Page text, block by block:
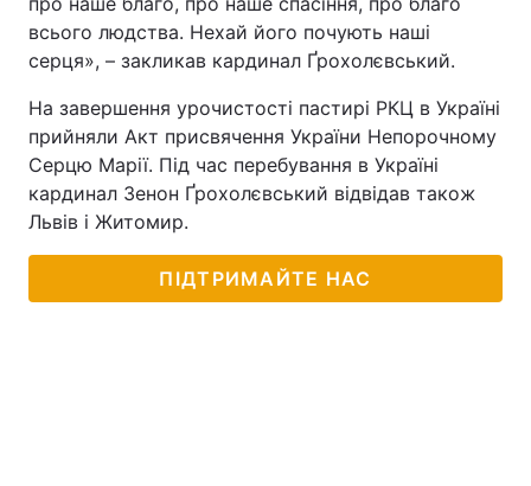
всього людства. Нехай його почують наші
серця», – закликав кардинал Ґрохолєвський.
На завершення урочистості пастирі РКЦ в Україні
прийняли Акт присвячення України Непорочному
Серцю Марії. Під час перебування в Україні
кардинал Зенон Ґрохолєвський відвідав також
Львів і Житомир.
ПІДТРИМАЙТЕ НАС